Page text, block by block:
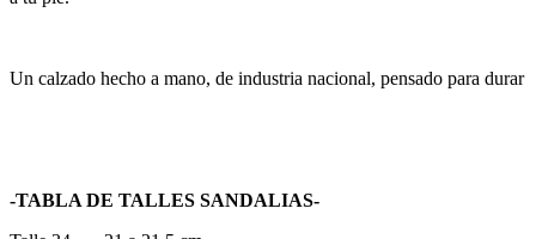
Un calzado hecho a mano, de industria nacional, pensado para durar
-TABLA DE TALLES SANDALIAS-